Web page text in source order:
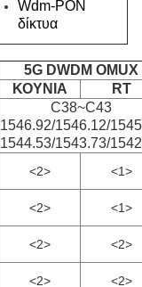
Wdm-PON
δίκτυα
5G DWDM OMUX
ΚΟΥΝΙΑ
RT
C38~C43
1546.92/1546.12/
1544.53/1543.73/
<2> <1>
<2> <1>
<2> <2>
<2> <2>